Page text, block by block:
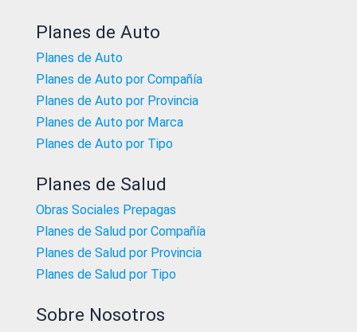
Planes de Auto
Planes de Auto
Planes de Auto por Compañía
Planes de Auto por Provincia
Planes de Auto por Marca
Planes de Auto por Tipo
Planes de Salud
Obras Sociales Prepagas
Planes de Salud por Compañía
Planes de Salud por Provincia
Planes de Salud por Tipo
Sobre Nosotros